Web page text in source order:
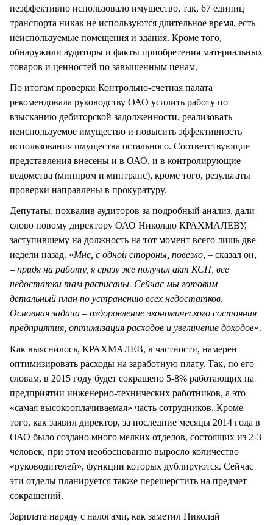
неэффективно использовало имущество, так, 67 единиц
транспорта никак не используются длительное время, есть
неиспользуемые помещения и здания. Кроме того,
обнаружили аудиторы и факты приобретения материальных
товаров и ценностей по завышенным ценам.
По итогам проверки Контрольно-счетная палата
рекомендовала руководству ОАО усилить работу по
взысканию дебиторской задолженности, реализовать
неиспользуемое имущество и повысить эффективность
использования имущества остального. Соответствующие
представления внесены и в ОАО, и в контролирующие
ведомства (минпром и минтранс), кроме того, результаты
проверки направлены в прокуратуру.
Депутаты, похвалив аудиторов за подробный анализ, дали
слово новому директору ОАО Николаю КРАХМАЛЕВУ,
заступившему на должность на тот момент всего лишь две
недели назад. «Мне, с одной стороны, повезло, – сказал он,
– придя на работу, я сразу же получил акт КСП, все
недостатки там расписаны. Сейчас мы готовим
детальный план по устранению всех недостатков.
Основная задача – оздоровление экономического состояния
предприятия, оптимизация расходов и увеличение доходов».
Как выяснилось, КРАХМАЛЕВ, в частности, намерен
оптимизировать расходы на заработную плату. Так, по его
словам, в 2015 году будет сокращено 5-8% работающих на
предприятии инженерно-технических работников, а это
«самая высокооплачиваемая» часть сотрудников. Кроме
того, как заявил директор, за последние месяцы 2014 года в
ОАО было создано много мелких отделов, состоящих из 2-3
человек, при этом необоснованно выросло количество
«руководителей», функции которых дублируются. Сейчас
эти отделы планируется также перешерстить на предмет
сокращений.
Зарплата наряду с налогами, как заметил Николай